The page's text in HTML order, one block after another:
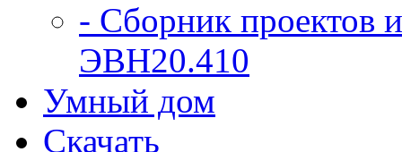
- Сборник проектов
ЭВН20.410
Умный дом
Скачать